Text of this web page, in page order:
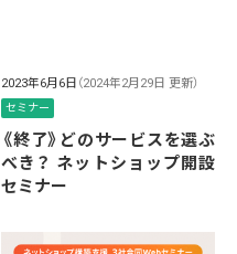
2023年6月6日 （2024年2月29日 更新）
セミナー
《終了》どのサービスを選ぶ
べき？ ネットショップ開設
セミナー